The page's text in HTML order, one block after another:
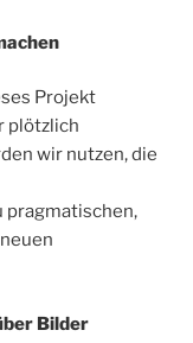
Projekt
plötzlich
wir nutzen, die
pragmatischen,
Bilder